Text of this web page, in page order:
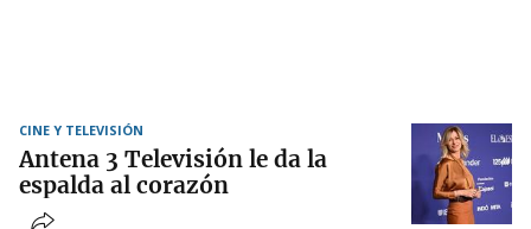
CINE Y TELEVISIÓN
Antena 3 Televisión le da la
espalda al corazón